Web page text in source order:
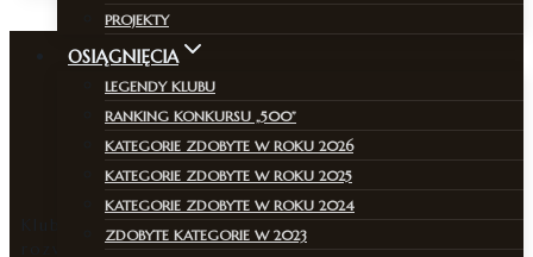
PROJEKTY
OSIĄGNIĘCIA
LEGENDY KLUBU
RANKING KONKURSU „500”
KATEGORIE ZDOBYTE W ROKU 2026
KATEGORIE ZDOBYTE W ROKU 2025
KATEGORIE ZDOBYTE W ROKU 2024
ZDOBYTE KATEGORIE W 2023
Klub, w którym pasja do szachów łączy pokolenia i
rozwija strategiczne myślenie.